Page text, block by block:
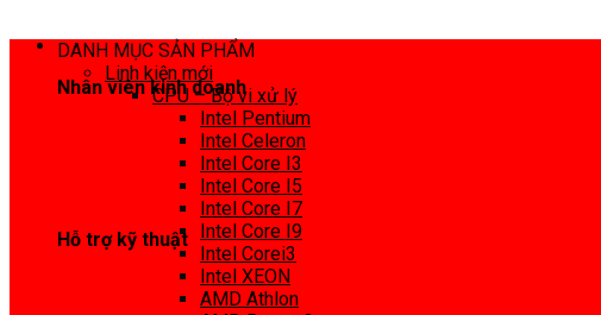
Nhân viên kinh doanh
Hỗ trợ kỹ thuật
DANH MỤC SẢN PHẨM
Linh kiện mới
CPU – Bộ vi xử lý
Intel Pentium
Intel Celeron
Intel Core I3
Intel Core I5
Intel Core I7
Intel Core I9
Intel Corei3
Intel XEON
AMD Athlon